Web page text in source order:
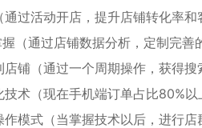
过活动开店，提升店铺转化率和
（通过店铺数据分析，定制完善
铺（通过一个周期操作，获得
术（现在手机端订单占比80%以
模式（当掌握技术以后，进行店